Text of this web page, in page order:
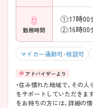
勤務時間
①:17時00
②:16時00
マイカー通勤可・相談可
・住み慣れた地域で、その
をサポートしていただきま
をお持ちの方には、詳細の